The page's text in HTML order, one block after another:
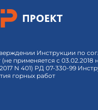
Инструкции по
(не применяется с
N 401) РД 07-330-99
горных работ